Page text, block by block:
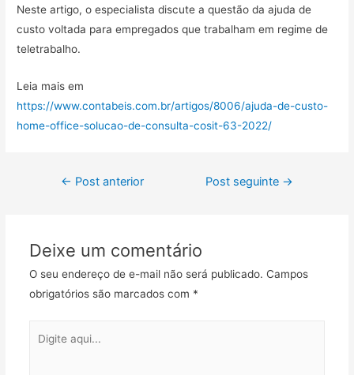
Neste artigo, o especialista discute a questão da ajuda de
custo voltada para empregados que trabalham em regime de
teletrabalho.
Leia mais em
https://www.contabeis.com.br/artigos/8006/ajuda-de-custo-
home-office-solucao-de-consulta-cosit-63-2022/
← Post anterior Post seguinte →
Deixe um comentário
O seu endereço de e-mail não será publicado. Campos
obrigatórios são marcados com *